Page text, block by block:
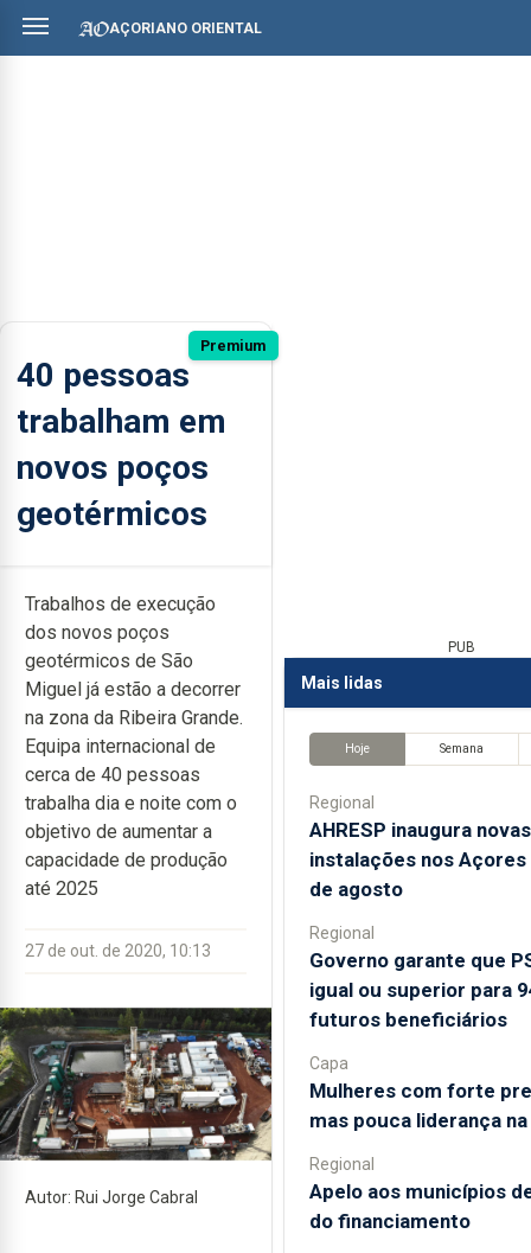
AÇORIANO ORIENTAL
Premium
40 pessoas
trabalham em
novos poços
geotérmicos
Trabalhos de execução
dos novos poços
geotérmicos de São
Miguel já estão a decorrer
na zona da Ribeira Grande.
Equipa internacional de
cerca de 40 pessoas
trabalha dia e noite com o
objetivo de aumentar a
capacidade de produção
até 2025
27 de out. de 2020, 10:13
Autor: Rui Jorge Cabral
PUB
Mais lidas
Hoje Semana
Regional
AHRESP inaugura novas
instalações nos Açores
de agosto
Regional
Governo garante que
igual ou superior para
futuros beneficiários
Capa
Mulheres com forte
mas pouca liderança
Regional
Apelo aos municípios
do financiamento